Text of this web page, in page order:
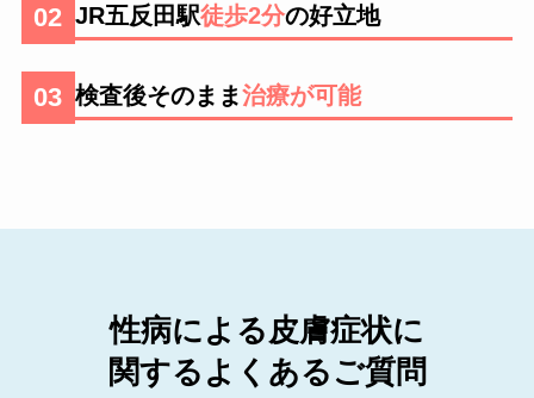
02 JR五反田駅徒歩2分の好立地
03 検査後そのまま治療が可能
性病による皮膚症状に
関するよくあるご質問